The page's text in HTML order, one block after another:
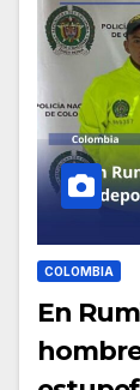
COLOMBIA
En